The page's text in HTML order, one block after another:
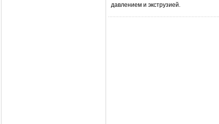
давлением и экструзией.